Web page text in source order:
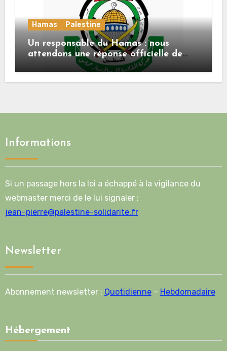
Hamas Palestine
Un responsable du Hamas : nous
attendons une réponse officielle de
Mladenov concernant la feuille de
Informations
Si un passage hors la loi a échappé à la vigilance du
webmaster merci de le lui signaler :
jean-pierre@palestine-solidarite.fr
Newsletter
Abonnement newsletter : Quotidienne– Hebdomadaire
Hébergement